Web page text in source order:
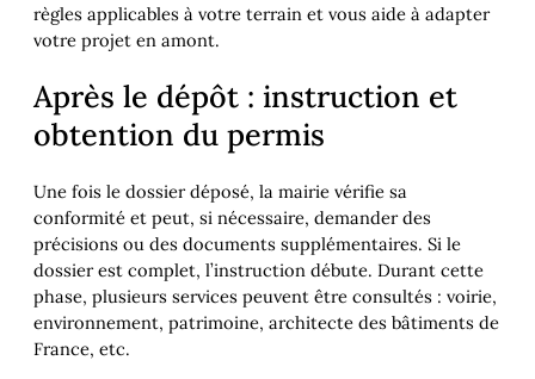
règles applicables à votre terrain et vous aide à adapter
votre projet en amont.
Après le dépôt : instruction et
obtention du permis
Une fois le dossier déposé, la mairie vérifie sa
conformité et peut, si nécessaire, demander des
précisions ou des documents supplémentaires. Si le
dossier est complet, l’instruction débute. Durant cette
phase, plusieurs services peuvent être consultés : voirie,
environnement, patrimoine, architecte des bâtiments de
France, etc.